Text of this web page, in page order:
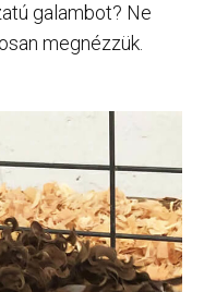
galambot? Ne
megnézzük.